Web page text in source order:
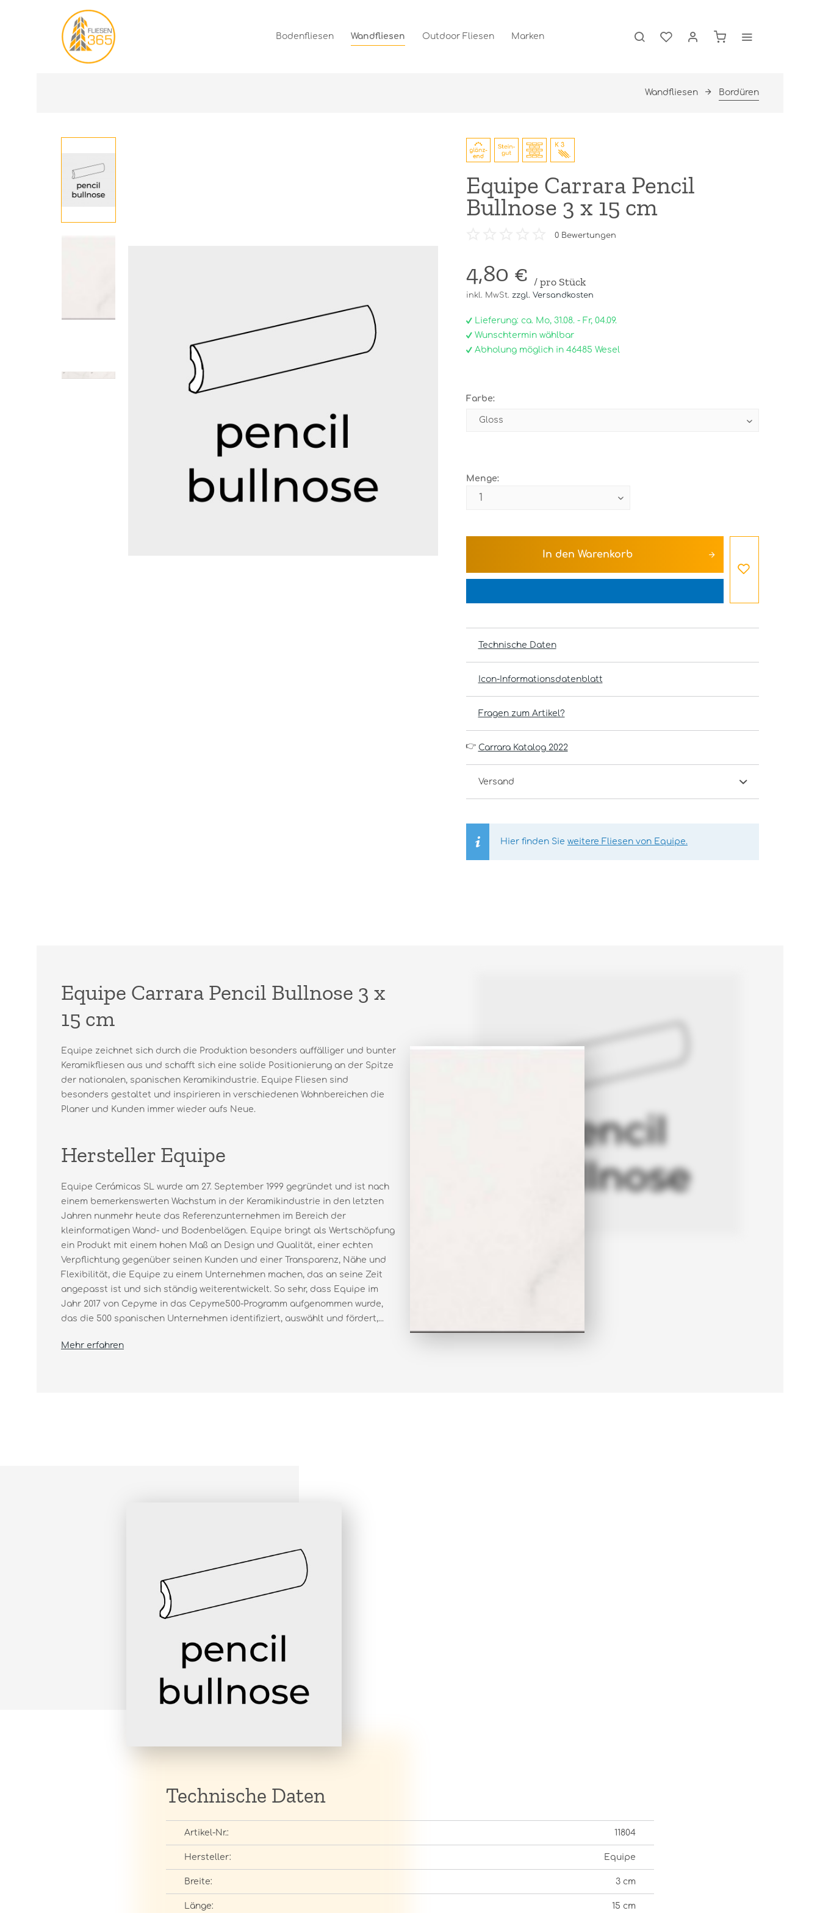
Bodenfliesen Wandfliesen Outdoor Fliesen Marken
Wandfliesen Bordüren
Equipe Carrara Pencil
Bullnose 3 x 15 cm
0Bewertungen
4,80 € / pro Stück
inkl. MwSt. zzgl. Versandkosten
Lieferung: ca. Mo, 31.08. - Fr, 04.09.
Wunschtermin wählbar
Abholung möglich in 46485 Wesel
Farbe:
Menge:
In den Warenkorb
Technische Daten
Icon-Informationsdatenblatt
Fragen zum Artikel?
👉 Carrara Katalog 2022
Versand
Hier finden Sie weitere Fliesen von Equipe.
Equipe Carrara Pencil Bullnose 3 x
15 cm
Equipe zeichnet sich durch die Produktion besonders auffälliger und bunter
Keramikfliesen aus und schafft sich eine solide Positionierung an der Spitze
der nationalen, spanischen Keramikindustrie. Equipe Fliesen sind
besonders gestaltet und inspirieren in verschiedenen Wohnbereichen die
Planer und Kunden immer wieder aufs Neue.
Hersteller Equipe
Equipe Cerámicas SL wurde am 27. September 1999 gegründet und ist nach
einem bemerkenswerten Wachstum in der Keramikindustrie in den letzten
Jahren nunmehr heute das Referenzunternehmen im Bereich der
kleinformatigen Wand- und Bodenbelägen. Equipe bringt als Wertschöpfung
ein Produkt mit einem hohen Maß an Design und Qualität, einer echten
Verpflichtung gegenüber seinen Kunden und einer Transparenz, Nähe und
Flexibilität, die Equipe zu einem Unternehmen machen, das an seine Zeit
angepasst ist und sich ständig weiterentwickelt. So sehr, dass Equipe im
Jahr 2017 von Cepyme in das Cepyme500-Programm aufgenommen wurde,
das die 500 spanischen Unternehmen identifiziert, auswählt und fördert,...
Mehr erfahren
Technische Daten
Artikel-Nr.: 11804
Hersteller: Equipe
Breite: 3 cm
Länge: 15 cm